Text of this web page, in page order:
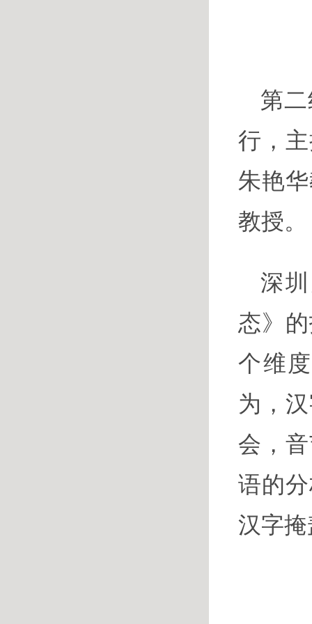
第
行，
朱艳
教授。
深
态》
个维
为，
会，
语的
汉字